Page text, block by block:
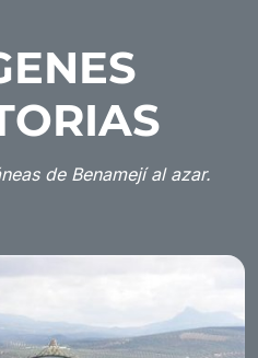
de Benamejí al azar.